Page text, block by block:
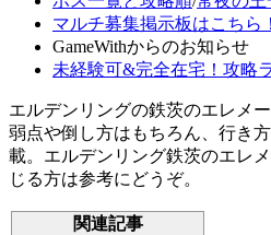
マルチ募集掲示板はこちら！
GameWithからのお知らせ
未経験可&完全在宅！攻略
エルデンリングの鉄茨のエレメ
弱点や倒し方はもちろん、行き
載。エルデンリング鉄茨のエレ
じる方は参考にどうぞ。
関連記事